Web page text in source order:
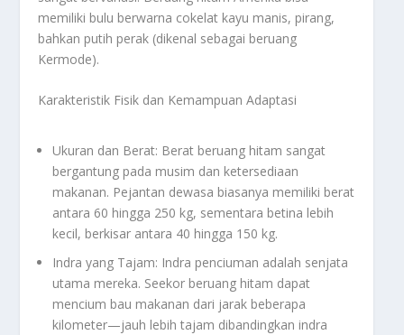
memiliki bulu berwarna cokelat kayu manis, pirang,
bahkan putih perak (dikenal sebagai beruang
Kermode).
Karakteristik Fisik dan Kemampuan Adaptasi
Ukuran dan Berat: Berat beruang hitam sangat
bergantung pada musim dan ketersediaan
makanan. Pejantan dewasa biasanya memiliki berat
antara 60 hingga 250 kg, sementara betina lebih
kecil, berkisar antara 40 hingga 150 kg.
Indra yang Tajam: Indra penciuman adalah senjata
utama mereka. Seekor beruang hitam dapat
mencium bau makanan dari jarak beberapa
kilometer—jauh lebih tajam dibandingkan indra